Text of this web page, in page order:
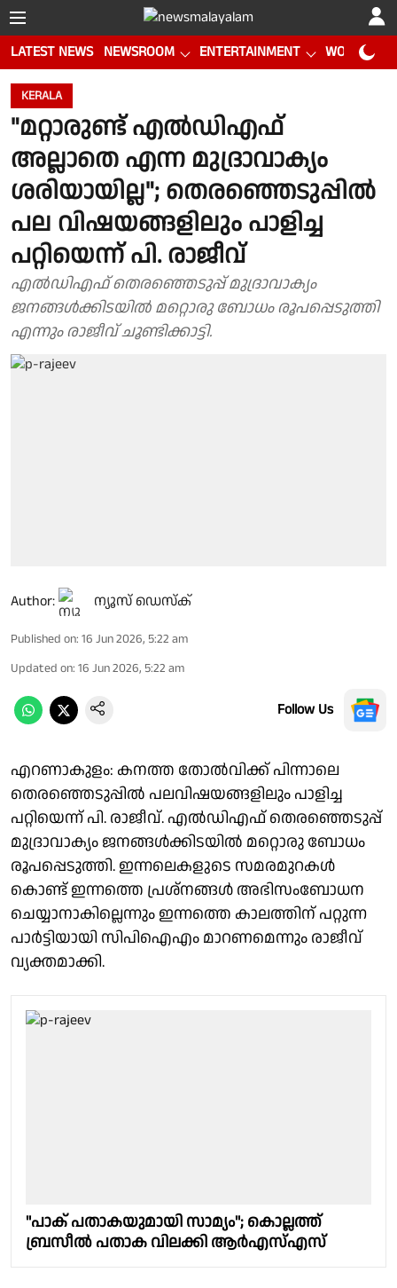
LATEST NEWS NEWSROOM ENTERTAINMENT WORLD CUP
KERALA
"മറ്റാരുണ്ട് എൽഡിഎഫ്
അല്ലാതെ എന്ന മുദ്രാവാക്യം
ശരിയായില്ല"; തെരഞ്ഞെടുപ്പിൽ
പല വിഷയങ്ങളിലും പാളിച്ച
പറ്റിയെന്ന് പി. രാജീവ്
എൽഡിഎഫ് തെരഞ്ഞെടുപ്പ് മുദ്രാവാക്യം
ജനങ്ങൾക്കിടയിൽ മറ്റൊരു ബോധം രൂപപ്പെടുത്തി
എന്നും രാജീവ് ചൂണ്ടിക്കാട്ടി.
Author: ന്യൂസ് ഡെസ്ക്
Published on: 16 Jun 2026, 5:22 am
Updated on: 16 Jun 2026, 5:22 am
Follow Us
എറണാകുളം: കനത്ത തോൽവിക്ക് പിന്നാലെ
തെരഞ്ഞെടുപ്പിൽ പലവിഷയങ്ങളിലും പാളിച്ച
പറ്റിയെന്ന് പി. രാജീവ്. എൽഡിഎഫ് തെരഞ്ഞെടുപ്പ്
മുദ്രാവാക്യം ജനങ്ങൾക്കിടയിൽ മറ്റൊരു ബോധം
രൂപപ്പെടുത്തി. ഇന്നലെകളുടെ സമരമുറകൾ
കൊണ്ട് ഇന്നത്തെ പ്രശ്നങ്ങൾ അഭിസംബോധന
ചെയ്യാനാകില്ലെന്നും ഇന്നത്തെ കാലത്തിന് പറ്റുന്ന
പാർട്ടിയായി സിപിഐഎം മാറണമെന്നും രാജീവ്
വ്യക്തമാക്കി.
"പാക് പതാകയുമായി സാമ്യം"; കൊല്ലത്ത്
ബ്രസീൽ പതാക വിലക്കി ആർഎസ്എസ്